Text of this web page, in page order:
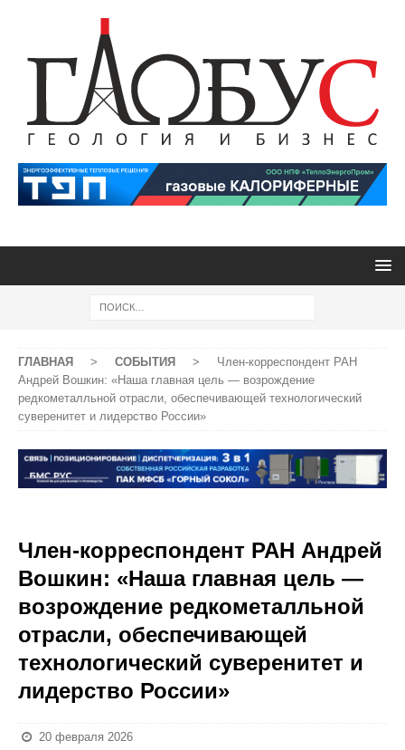
ГЛАВНАЯ > СОБЫТИЯ >
Член-корреспондент РАН
Андрей Вошкин: «Наша главная цель — возрождение
редкометалльной отрасли, обеспечивающей технологический
суверенитет и лидерство России»
Член-корреспондент РАН Андрей
Вошкин: «Наша главная цель —
возрождение редкометалльной
отрасли, обеспечивающей
технологический суверенитет и
лидерство России»
20 февраля 2026